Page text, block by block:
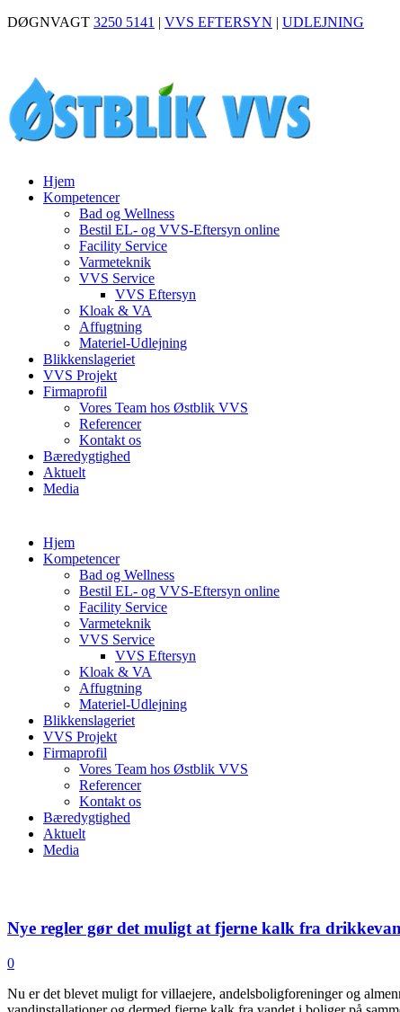
DØGNVAGT 3250 5141 | VVS EFTERSYN | UDLEJNING
Hjem
Kompetencer
Bad og Wellness
Bestil EL- og VVS-Eftersyn online
Facility Service
Varmeteknik
VVS Service
VVS Eftersyn
Kloak & VA
Affugtning
Materiel-Udlejning
Blikkenslageriet
VVS Projekt
Firmaprofil
Vores Team hos Østblik VVS
Referencer
Kontakt os
Bæredygtighed
Aktuelt
Media
Hjem
Kompetencer
Bad og Wellness
Bestil EL- og VVS-Eftersyn online
Facility Service
Varmeteknik
VVS Service
VVS Eftersyn
Kloak & VA
Affugtning
Materiel-Udlejning
Blikkenslageriet
VVS Projekt
Firmaprofil
Vores Team hos Østblik VVS
Referencer
Kontakt os
Bæredygtighed
Aktuelt
Media
Nye regler gør det muligt at fjerne kalk fra
0
Nu er det blevet muligt for villaejere, andelsboligforeninger og